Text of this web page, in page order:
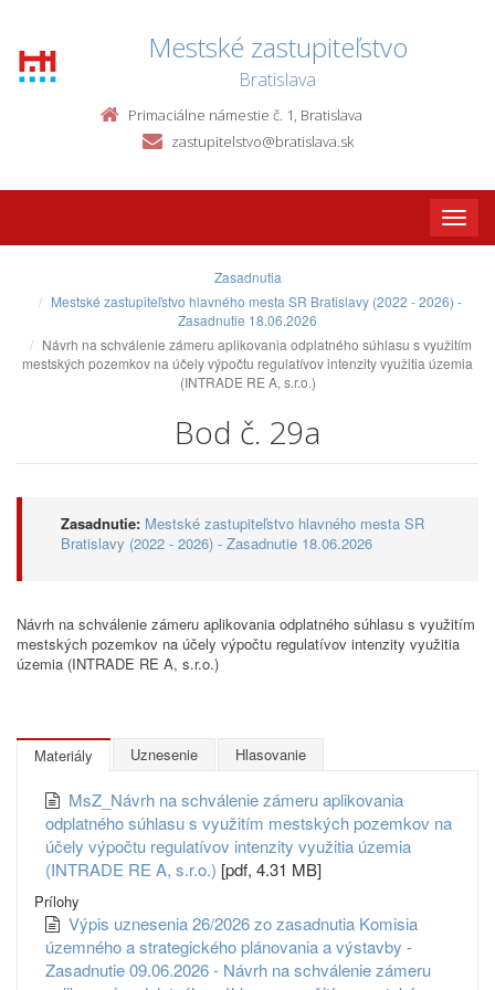
Mestské zastupiteľstvo
Bratislava
Primaciálne námestie č. 1, Bratislava
zastupitelstvo@bratislava.sk
Toggle
Zasadnutia
Mestské zastupiteľstvo hlavného mesta SR Bratislavy (2022 - 2026) -
Zasadnutie 18.06.2026
Návrh na schválenie zámeru aplikovania odplatného súhlasu s využitím
mestských pozemkov na účely výpočtu regulatívov intenzity využitia územia
(INTRADE RE A, s.r.o.)
Bod č. 29a
Zasadnutie: Mestské zastupiteľstvo hlavného mesta SR
Bratislavy (2022 - 2026) - Zasadnutie 18.06.2026
Návrh na schválenie zámeru aplikovania odplatného súhlasu s využitím
mestských pozemkov na účely výpočtu regulatívov intenzity využitia
územia (INTRADE RE A, s.r.o.)
Materiály Uznesenie Hlasovanie
MsZ_Návrh na schválenie zámeru aplikovania
odplatného súhlasu s využitím mestských pozemkov na
účely výpočtu regulatívov intenzity využitia územia
(INTRADE RE A, s.r.o.) [pdf, 4.31 MB]
Prílohy
Výpis uznesenia 26/2026 zo zasadnutia Komisia
územného a strategického plánovania a výstavby -
Zasadnutie 09.06.2026 - Návrh na schválenie zámeru